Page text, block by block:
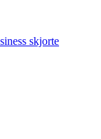
skjorte